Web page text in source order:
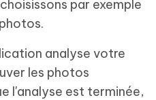
par exemple
analyse votre
les photos
l'analyse est terminée,